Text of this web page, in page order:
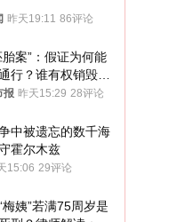
昨天19:11 86评论
胎案”：假证为何能
行？谁有权销毁胚
报 昨天15:29 28评论
中被遗忘的数千海
霍尔木兹
15:06 29评论
梅姨”若满75周岁是